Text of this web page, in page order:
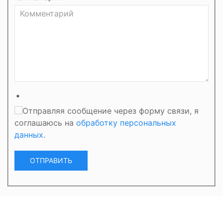
*
Отправляя сообщение через форму связи, я
соглашаюсь на обработку персональных
данных.
ОТПРАВИТЬ